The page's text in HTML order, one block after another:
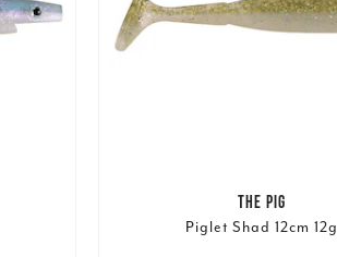
THE PIG
Piglet Shad 12cm 12g